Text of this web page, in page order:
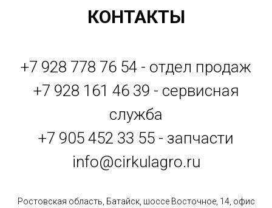
КОНТАКТЫ
+7 928 778 76 54 - отдел продаж
+7 928 161 46 39 - сервисная
служба
+7 905 452 33 55 - запчасти
info@cirkulagro.ru
Ростовская область, Батайск, шоссе Восточное, 14, офис